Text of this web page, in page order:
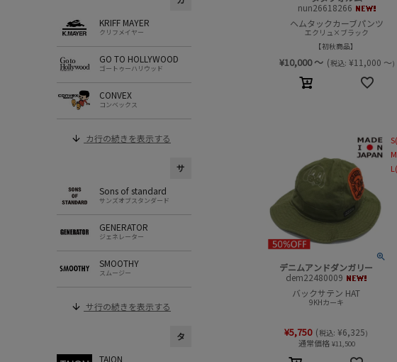
KRIFF MAYER
クリフメイヤー
GO TO HOLLYWOOD
ゴートゥーハリウッド
CONVEX
コンベックス
カ行の続きを表示する
サ
Sons of standard
サンズオブスタンダード
GENERATOR
ジェネレーター
SMOOTHY
スムージー
サ行の続きを表示する
タ
TAION
nun26618266
ヘムタックカーブパンツ
エクリュ×ブラック
初秋商品
¥10,000～ (税込: ¥11,000 ～)
デニムアンドダンガリー
dem22480009
バックサテン HAT
9KHカーキ
¥5,750 (税込: ¥6,325)
通常価格 ¥11,500